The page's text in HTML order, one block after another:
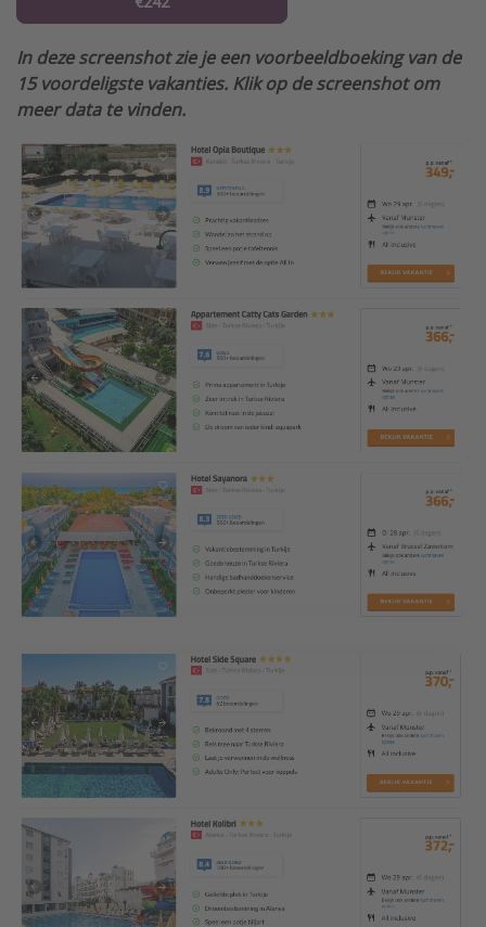
In deze screenshot zie je een voorbeeldboeking van de
15 voordeligste vakanties. Klik op de screenshot om
meer data te vinden.